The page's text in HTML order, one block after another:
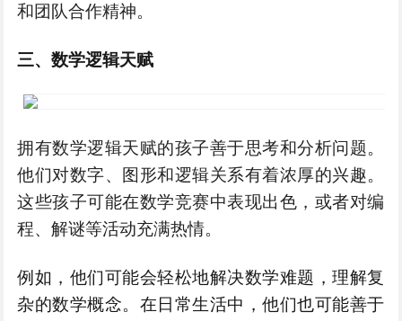
和团队合作精神。
三、数学逻辑天赋
拥有数学逻辑天赋的孩子善于思考和分析问题。
他们对数字、图形和逻辑关系有着浓厚的兴趣。
这些孩子可能在数学竞赛中表现出色，或者对编
程、解谜等活动充满热情。
例如，他们可能会轻松地解决数学难题，理解复
杂的数学概念。在日常生活中，他们也可能善于